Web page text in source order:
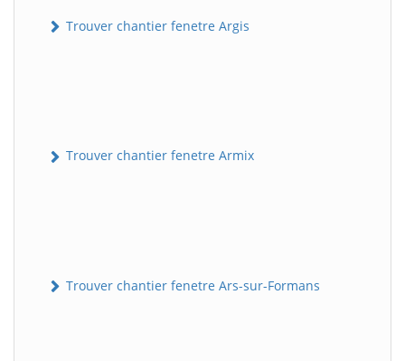
Trouver chantier fenetre Argis
Trouver chantier fenetre Armix
Trouver chantier fenetre Ars-sur-Formans